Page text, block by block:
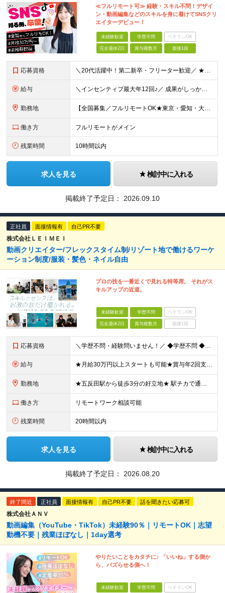
≪フルリモート可≫ 経験・スキル不問！デザイ
ン・動画編集などのスキルを身に着けてSNSクリ
エイターデビュー！
未経験歓迎 学歴不問 ベテランOK
完全週休2日 賞与複数月 面接1回
応募資格 ＼20代活躍中！第二新卒・フリーター歓迎／ ★未経験歓迎！学歴・転職回数不問★ ◎Instagram／TikTok／X／YouTubeなど、 SNSを見るのが好きな方大歓迎です♪ ＼100％ポテ
給与 ＼インセンティブ最大年12回♪／ 成果がしっかり収入に反映される給与制度です！ ■月給30万円＋インセンティブ（最大年12回） ★スキル、適性に応じて優遇 【試用期間について】 ・期間：6ヶ月 ・
勤務地 【全国募集／フルリモートOK★東京・愛知・大阪・福岡で積極採用中】 在宅勤務、または関東（東京）または中部（名古屋）、関西（大阪）九州（福岡）のプロジェクト先 ★フルリモート可（通勤不要） ★あなた
働き方 フルリモートがメイン
残業時間 10時間以内
求人を見る 検討中に入れる
掲載終了予定日： 2026.09.10
正社員 面接情報有 自己PR不要
株式会社ＬＥＩＭＥＩ
動画クリエイター/フレックスタイム制/リゾート地で働けるワーケ
ーション制度/服装・髪色・ネイル自由
プロの技を一番近くで見れる特等席。 それがス
キルアップの近道。
未経験歓迎 学歴不問 ベテランOK
完全週休2日 賞与複数月 面接1回
応募資格 ＼学歴不問・経験問いません！／ ◆学歴不問 ◆第二新卒OK 成長途中の当社には、役職や年次に関係なく 誰もが自由に意見を発信できる風土があります。 「こうした方がもっと効果的では？」 「〇〇をやっ
給与 ★月給30万円以上スタートも可能★賞与年2回支給実績あり★ 月給25万円～40万円＋賞与年2回＋通勤手当（上限月2万円） ┗Adobe Premiere Proを使用した実務経験がある方は「月給30
勤務地 ★五反田駅から徒歩3分の好立地★ 駅チカで通勤に便利です♪ 東京都品川区西五反田1-29-3 五反田シティハイツ901 （変更の範囲）上記を除く当社関連勤務地
働き方 リモートワーク相談可能
残業時間 20時間以内
求人を見る 検討中に入れる
掲載終了予定日： 2026.08.20
終了間近 正社員 面接情報有 自己PR不要 話を聞きたい応募可
株式会社ＡＮＶ
動画編集（YouTube・TikTok）未経験90％｜リモートOK｜志望
動機不要｜残業ほぼなし｜1day選考
やりたいことをカタチに♪ 「いいね」する側か
ら、バズらせる側へ！
未経験歓迎 学歴不問 ベテランOK